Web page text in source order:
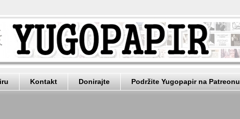
Kontakt Donirajte Podržite Yugopapir na Patreonu